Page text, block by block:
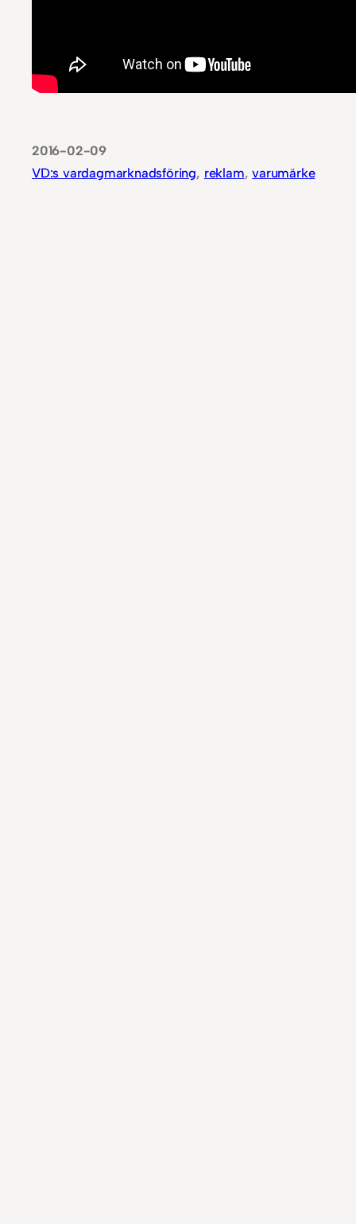
2016-02-09
VD:s vardagmarknadsföring, reklam, varumärke